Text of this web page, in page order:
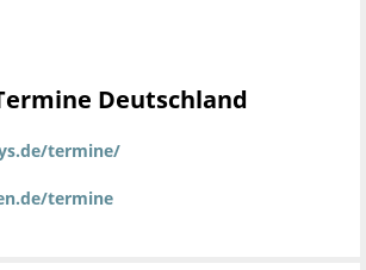
Deutschland
termine/
termine